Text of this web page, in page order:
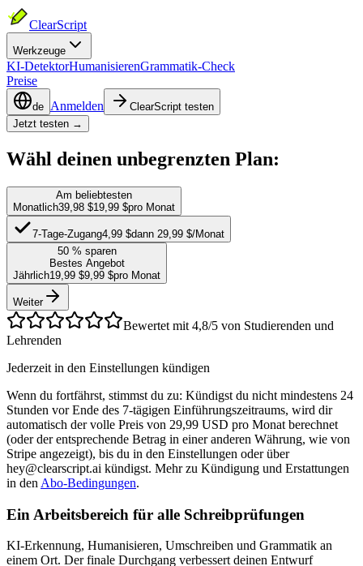
ClearScript
Werkzeuge
KI-DetektorHumanisierenGrammatik-Check
Preise
de Anmelden
ClearScript testen
Jetzt testen →
Wähl deinen unbegrenzten Plan:
Am beliebtesten
Monatlich39,98 $19,99 $pro Monat
7-Tage-Zugang4,99 $dann 29,99 $/Monat
50 % sparen
Bestes Angebot
Jährlich19,99 $9,99 $pro Monat
Weiter
Bewertet mit 4,8/5 von Studierenden und
Lehrenden
Jederzeit in den Einstellungen kündigen
Wenn du fortfährst, stimmst du zu: Kündigst du nicht mindestens 24
Stunden vor Ende des 7-tägigen Einführungszeitraums, wird dir
automatisch der volle Preis von 29,99 USD pro Monat berechnet
(oder der entsprechende Betrag in einer anderen Währung, wie von
Stripe angezeigt), bis du in den Einstellungen oder über
hey@clearscript.ai kündigst. Mehr zu Kündigung und Erstattungen
in den Abo-Bedingungen.
Ein Arbeitsbereich für alle Schreibprüfungen
KI-Erkennung, Humanisieren, Umschreiben und Grammatik an
einem Ort. Der finale Durchgang verbessert deinen Entwurf